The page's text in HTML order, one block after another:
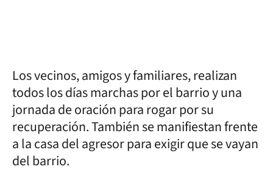
Los vecinos, amigos y familiares, realizan
todos los días marchas por el barrio y una
jornada de oración para rogar por su
recuperación. También se manifiestan frente
a la casa del agresor para exigir que se vayan
del barrio.